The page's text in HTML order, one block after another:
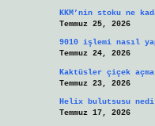
KKM’nin stoku ne
Temmuz 25, 2026
9010 işlemi nasıl
Temmuz 24, 2026
Kaktüsler çiçek
Temmuz 23, 2026
Helix bulutsusu
Temmuz 17, 2026